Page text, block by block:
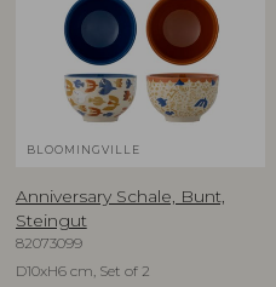
BLOOMINGVILLE
Anniversary Schale, Bunt,
Steingut
82073099
D10xH6 cm, Set of 2